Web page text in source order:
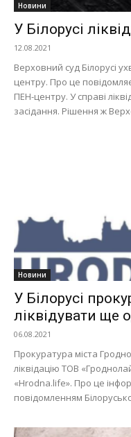
Новини
У Білорусі
12.08.2021
Верховний суд Білорусі
центру. Про це
ПЕН-центру. У справі
засідання. Рішення ж
Новини
У Білорусі
ліквідувати ще
06.08.2021
Прокуратура міста
ліквідацію ТОВ
«Hrodna.life». Про це
повідомленням